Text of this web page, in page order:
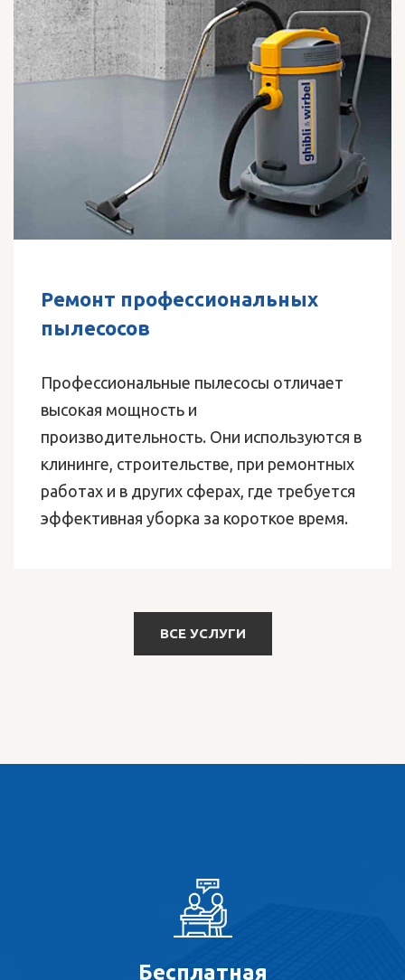
Ремонт профессиональных
пылесосов
Профессиональные пылесосы отличает
высокая мощность и
производительность. Они используются в
клининге, строительстве, при ремонтных
работах и в других сферах, где требуется
эффективная уборка за короткое время.
ВСЕ УСЛУГИ
Бесплатная